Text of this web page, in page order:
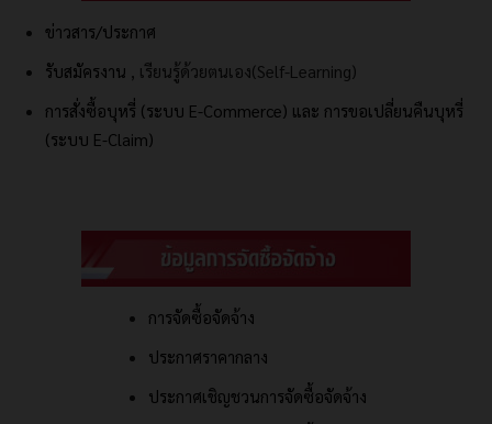
ข่าวสาร/ประกาศ
รับสมัครงาน , เรียนรู้ด้วยตนเอง(Self-Learning)
การสั่งซื้อบุหรี่ (ระบบ E-Commerce) และ การขอเปลี่ยนคืนบุหรี่
(ระบบ E-Claim)
การจัดซื้อจัดจ้าง
ประกาศราคากลาง
ประกาศเชิญชวนการจัดซื้อจัดจ้าง